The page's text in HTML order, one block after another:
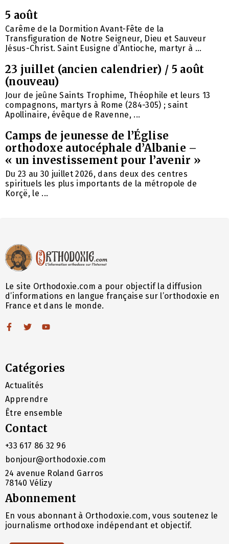
5 août
Carême de la Dormition Avant-Fête de la
Transfiguration de Notre Seigneur, Dieu et Sauveur
Jésus-Christ. Saint Eusigne d’Antioche, martyr à ...
23 juillet (ancien calendrier) / 5 août
(nouveau)
Jour de jeûne Saints Trophime, Théophile et leurs 13
compagnons, martyrs à Rome (284-305) ; saint
Apollinaire, évêque de Ravenne, ...
Camps de jeunesse de l’Église
orthodoxe autocéphale d’Albanie –
« un investissement pour l’avenir »
Du 23 au 30 juillet 2026, dans deux des centres
spirituels les plus importants de la métropole de
Korçë, le ...
Le site Orthodoxie.com a pour objectif la diffusion
d’informations en langue française sur l’orthodoxie en
France et dans le monde.
Catégories
Actualités
Apprendre
Être ensemble
Contact
+33 617 86 32 96
bonjour@orthodoxie.com
24 avenue Roland Garros
78140 Vélizy
Abonnement
En vous abonnant à Orthodoxie.com, vous soutenez le
journalisme orthodoxe indépendant et objectif.